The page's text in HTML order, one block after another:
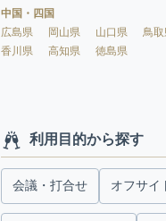
中国・四国
広島県
岡山県 山口県 鳥
香川県
高知県 徳島県
利用目的から探す
会議・打合せ オフサイ